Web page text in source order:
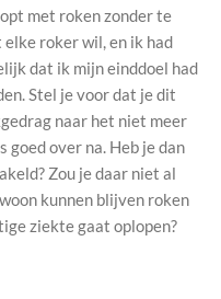
met roken zonder te
roker wil, en ik had
dat ik mijn einddoel had
Stel je voor dat je dit
naar het niet meer
goed over na. Heb je dan
Zou je daar niet al
kunnen blijven roken
ziekte gaat oplopen?